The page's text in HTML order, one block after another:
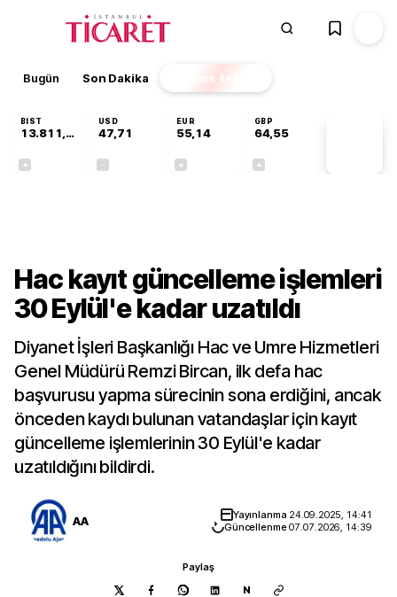
Bugün Son Dakika Finans EKSTRA
BIST
13.811,60
USD
47,71
EUR
55,14
GBP
64,55
Hac kayıt güncelleme işlemleri
30 Eylül'e kadar uzatıldı
Diyanet İşleri Başkanlığı Hac ve Umre Hizmetleri
Genel Müdürü Remzi Bircan, ilk defa hac
başvurusu yapma sürecinin sona erdiğini, ancak
önceden kaydı bulunan vatandaşlar için kayıt
güncelleme işlemlerinin 30 Eylül'e kadar
uzatıldığını bildirdi.
AA Yayınlanma 24.09.2025, 14:41
Güncellenme07.07.2026, 14:39
Paylaş
N